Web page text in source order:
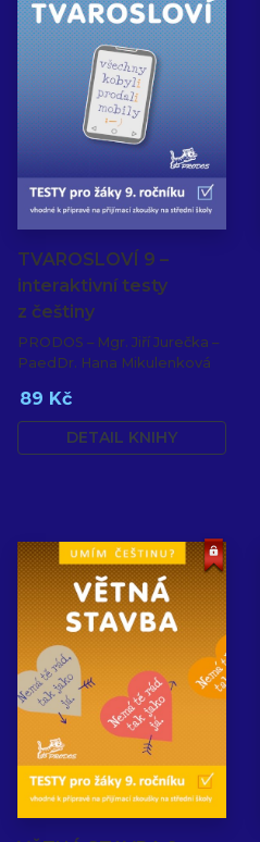
TVAROSLOVÍ 9 –
interaktivní testy
z češtiny
PRODOS – Mgr. Jiří Jurečka –
PaedDr. Hana Mikulenková
89 Kč
DETAIL KNIHY